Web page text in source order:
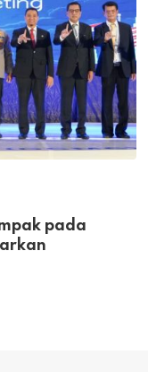
pada